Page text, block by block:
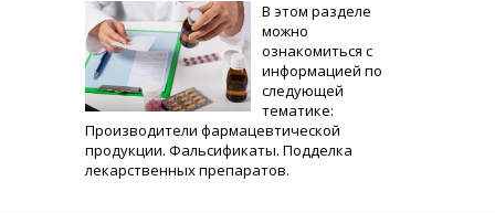
В этом разделе
можно
ознакомиться с
информацией по
следующей
тематике:
Производители фармацевтической
продукции. Фальсификаты. Подделка
лекарственных препаратов.